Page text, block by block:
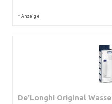
* Anzeige
De'Longhi Original